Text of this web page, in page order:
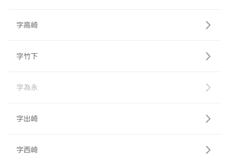
字高崎
字竹下
字為永
字出崎
字西崎